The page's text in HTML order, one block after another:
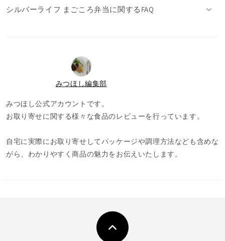
シルバーライフ まごころ弁当に関するFAQ
みつほし編集部
みつほし公式アカウントです。
お取り寄せに関する様々な食品のレビューを行っています。
自宅に実際にお取り寄せしてパッケージや調理方法なども含めな
がら、わかりやすく商品の魅力をお伝えいたします。